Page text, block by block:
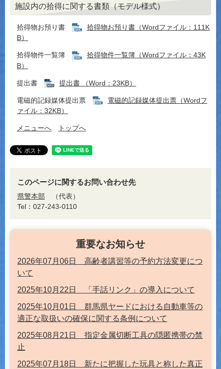
施設内の拾得に関する書類（モデル様式）
拾得物お預り書
拾得物お預り書（Wordファイル：111K
B）
拾得物件一覧簿
拾得物件一覧簿（Wordファイル：43K
B）
提出書 提出書 （Word：23KB）
電磁的記録媒体提出票
電磁的記録媒体提出票（Wordフ
ァイル：32KB）
メニューへ トップへ
このページに関するお問い合わせ先
県警本部
代表
Tel：027-243-0110
重要なお知らせ
2026年07月06日 高齢者講習等の予約方法変更につ
いて
2025年10月22日 「手話リンク」の導入について
2025年10月01日 群馬県ヤードにおける自動車等の
適正な取扱いの確保に関する条例について
2025年08月21日 指定金属切断工具の隠匿携帯の禁
止
2025年07月18日 新たに把握した玩具と称した真正